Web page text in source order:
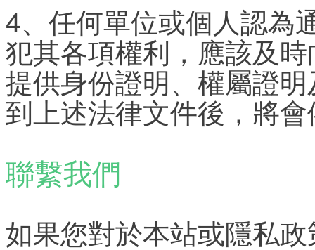
4、任何單位或個人認為
犯其各項權利，應該及
提供身份證明、權屬證
到上述法律文件後，將
聯繫我們
如果您對於本站或隱私